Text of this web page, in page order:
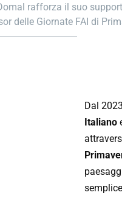
rafforza il suo
delle Giornate FAI di
Dal 2023
Italiano